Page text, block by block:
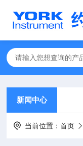
新闻中心
当前位置：首页